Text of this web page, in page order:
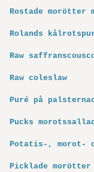
Rostade morötter
Rolands
Raw
Raw coleslaw
Puré på
Pucks
Potatis-, morot-
Picklade morötter